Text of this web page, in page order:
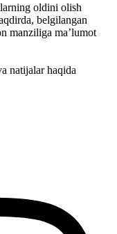
oldini olish
belgilangan
manziliga ma’lumot
natijalar haqida